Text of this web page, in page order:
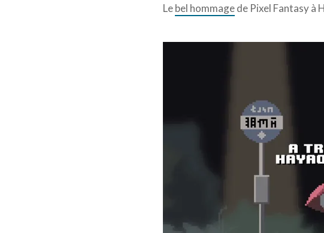
Lebel hommagede Pixel Fantasy à